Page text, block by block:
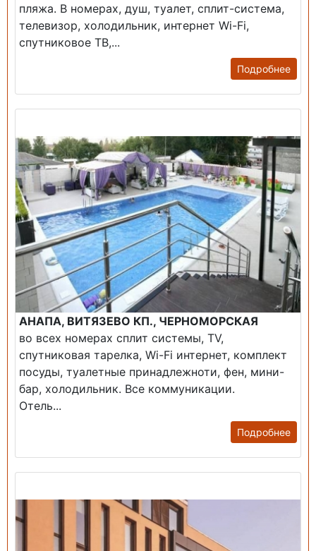
пляжа. В номерах, душ, туалет, сплит-система,
телевизор, холодильник, интернет Wi-Fi,
спутниковое ТВ,...
Подробнее
АНАПА, ВИТЯЗЕВО КП., ЧЕРНОМОРСКАЯ
во всех номерах сплит системы, TV,
спутниковая тарелка, Wi-Fi интернет, комплект
посуды, туалетные принадлежноти, фен, мини-
бар, холодильник. Все коммуникации.
Отель...
Подробнее